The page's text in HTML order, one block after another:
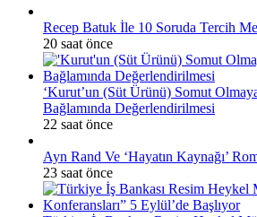
Recep Batuk İle 10 Soruda Tercih
20 saat önce
‘Kurut’un (Süt Ürünü) Somut
Bağlamında Değerlendirilmesi
22 saat önce
Ayn Rand Ve ‘Hayatın Kaynağı’
23 saat önce